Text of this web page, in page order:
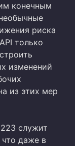
конечным
риска
только
изменений
из этих мер
служит
даже в